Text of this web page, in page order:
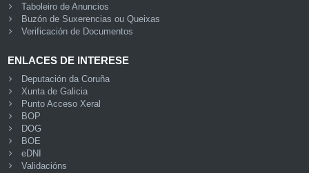
Taboleiro de Anuncios
Buzón de Suxerencias ou Queixas
Verificación de Documentos
ENLACES DE INTERESE
Deputación da Coruña
Xunta de Galicia
Punto Acceso Xeral
BOP
DOG
BOE
eDNI
Validacións